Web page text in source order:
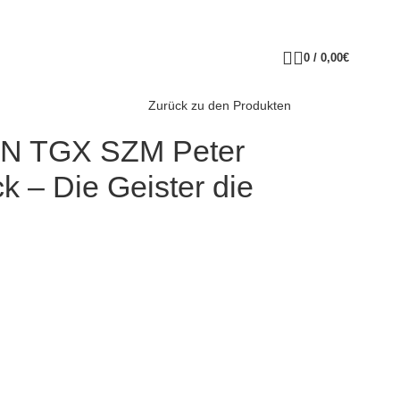
0 / 0,00€
Zurück zu den Produkten
TGX SZM Peter
– Die Geister die